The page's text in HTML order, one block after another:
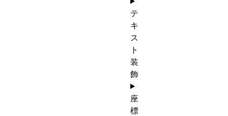
テ
キ
ス
ト
装
飾
座
標